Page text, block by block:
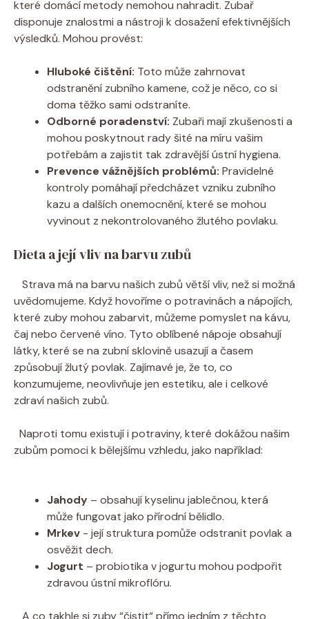
které domácí ‍metody nemohou nahradit. Zubař
⁤disponuje znalostmi a nástroji k dosažení⁤ efektivnějších
výsledků. ‍Mohou provést:
Hluboké čištění: Toto‌ může zahrnovat
odstranění zubního‍ kamene, což je něco, co si‌
doma těžko sami odstraníte.
Odborné poradenství: ⁢Zubaři mají‌ zkušenosti​ a
mohou poskytnout rady​ šité ⁣na míru vašim
potřebám a zajistit tak zdravější ústní hygiena.
Prevence vážnějších problémů: Pravidelné
kontroly pomáhají předcházet vzniku zubního
kazu a dalších onemocnění, které se mohou
vyvinout z nekontrolovaného žlutého povlaku.
Dieta a její vliv‌ na barvu ⁢zubů
​ ‌ ‍ Strava⁣ má na barvu našich zubů větší ‌vliv, než si možná
‍uvědomujeme. Když hovoříme o potravinách a nápojích,⁢
které ⁤zuby ‍mohou zabarvit, můžeme pomyslet na kávu,
čaj nebo červené‌ víno. Tyto oblíbené nápoje obsahují
látky, ‌které se na ​zubní ‌sklovině ⁤usazují‍ a časem
způsobují žlutý povlak. Zajímavé ​je, že to, co
konzumujeme, neovlivňuje jen estetiku, ale i celkové‍
zdraví našich zubů.
⁤ ⁤ Naproti tomu existují i potraviny, které dokážou našim
‍zubům pomoci‌ k bělejšímu vzhledu, jako například:
Jahody – ​obsahují ⁤kyselinu ‍jablečnou, která
‌může fungovat ​jako​ přírodní ⁣bělidlo.
Mrkev ‍- její struktura pomůže odstranit povlak a⁢
osvěžit ⁣dech.
Jogurt – probiotika v jogurtu ​mohou⁣ podpořit
zdravou ústní mikroflóru.
⁤ ⁤ ⁢ ‍A co takhle‌ si zuby ‌“čistit“ přímo jedním z těchto